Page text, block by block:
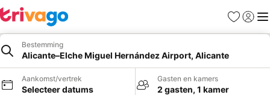
Favorieten
Bestemming
Alicante–Elche Miguel Hernández Airport, Alicante
Aankomst/vertrek
Selecteer datums
Gasten en kamers
2 gasten, 1 kamer